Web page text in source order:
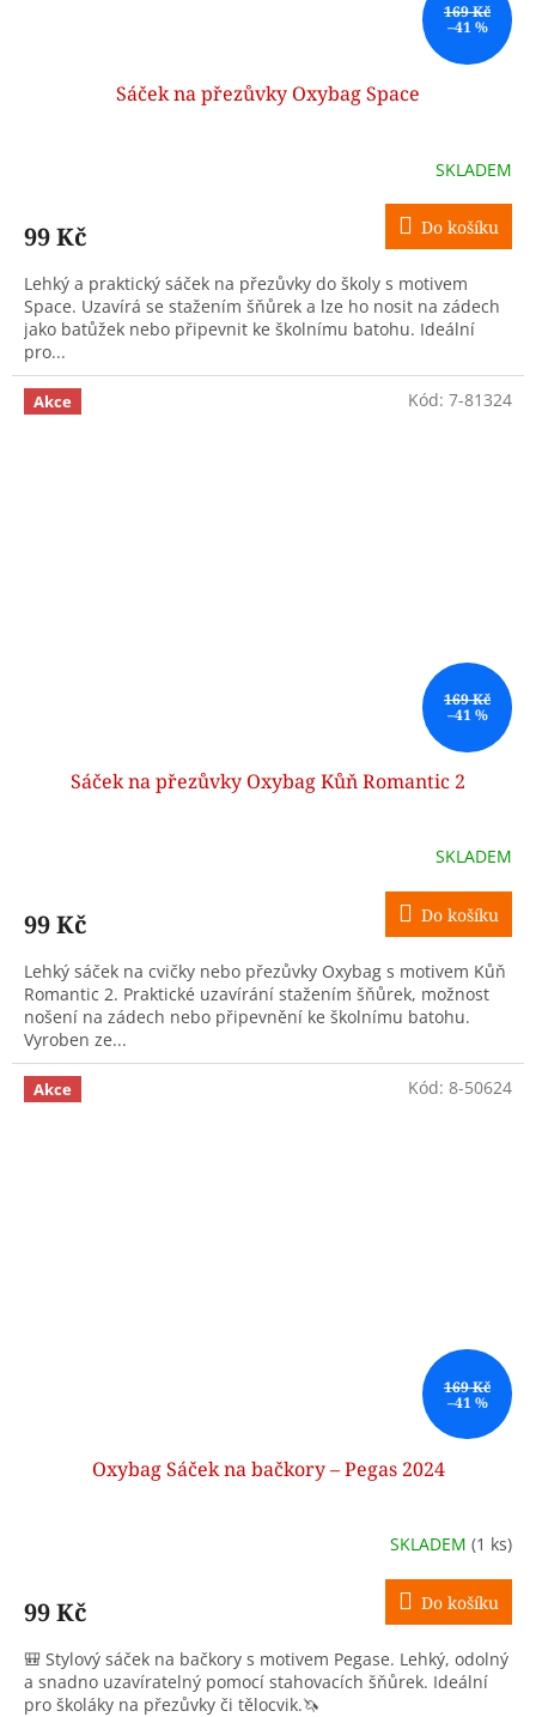
169 Kč
–41 %
Sáček na přezůvky Oxybag Space
SKLADEM
99 Kč Do košíku
Lehký a praktický sáček na přezůvky do školy s motivem
Space. Uzavírá se stažením šňůrek a lze ho nosit na zádech
jako batůžek nebo připevnit ke školnímu batohu. Ideální
pro...
Akce
169 Kč
–41 %
Sáček na přezůvky Oxybag Kůň Romantic 2
SKLADEM
99 Kč Do košíku
Lehký sáček na cvičky nebo přezůvky Oxybag s motivem Kůň
Romantic 2. Praktické uzavírání stažením šňůrek, možnost
nošení na zádech nebo připevnění ke školnímu batohu.
Vyroben ze...
Kód: 7-81324
Akce
169 Kč
–41 %
Oxybag Sáček na bačkory – Pegas 2024
SKLADEM (1 ks)
99 Kč Do košíku
🎒 Stylový sáček na bačkory s motivem Pegase. Lehký, odolný
a snadno uzavíratelný pomocí stahovacích šňůrek. Ideální
pro školáky na přezůvky či tělocvik.🦄
Kód: 8-50624